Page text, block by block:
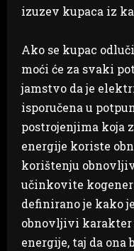
izuzev kupaca iz
Ako se kupac
moći će za svaki
jamstvo da je
isporučena u
postrojenjima koja
energije koriste
korištenju
učinkovite
definirano je kako
obnovljivi karakter
energije, taj da